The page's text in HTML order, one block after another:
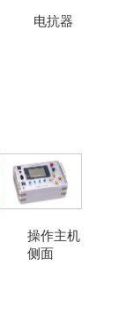
电抗器
操作主机
侧面